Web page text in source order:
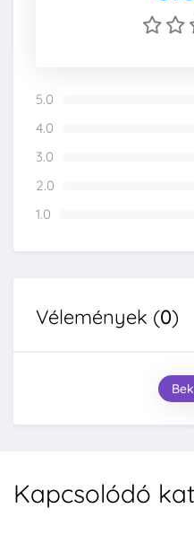
5.0
4.0
3.0
2.0
1.0
Vélemények (0)
Kapcsolódó